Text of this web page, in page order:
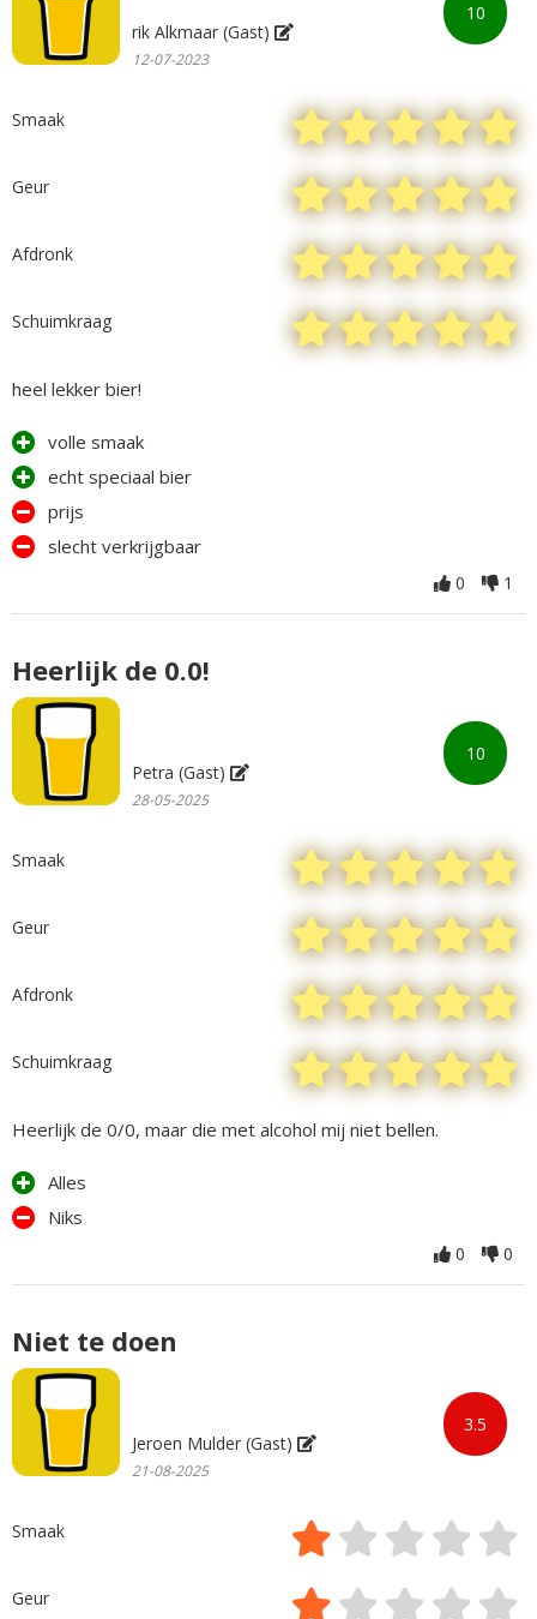
10
rik Alkmaar (Gast)
12-07-2023
Smaak
Geur
Afdronk
Schuimkraag
heel lekker bier!
volle smaak
echt speciaal bier
prijs
slecht verkrijgbaar
0 1
10
Heerlijk de 0.0!
Petra (Gast)
28-05-2025
Smaak
Geur
Afdronk
Schuimkraag
Heerlijk de 0/0, maar die met alcohol mij niet bellen.
Alles
Niks
0 0
3.5
Niet te doen
Jeroen Mulder (Gast)
21-08-2025
Smaak
Geur